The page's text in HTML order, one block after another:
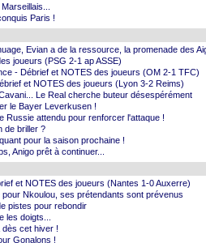
Paris !
Evian a de la ressource, la promenade des
joueurs (PSG 2-1 ap ASSE)
- Débrief et NOTES des joueurs (OM 2-1 TFC)
et NOTES des joueurs (Lyon 3-2 Reims)
Le Real cherche buteur désespérément
le Bayer Leverkusen !
Russie attendu pour renforcer l'attaque !
de briller ?
pour la saison prochaine !
Anigo prêt à continuer...
et NOTES des joueurs (Nantes 1-0 Auxerre)
pour Nkoulou, ses prétendants sont prévenus
pistes pour rebondir
les doigts...
dès cet hiver !
Gonalons !